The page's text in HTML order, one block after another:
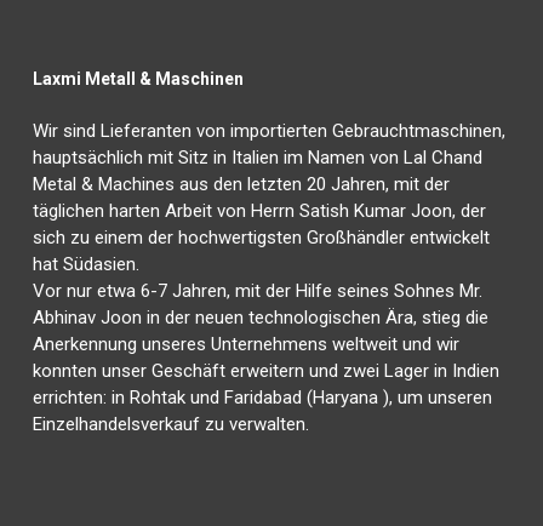
Laxmi Metall & Maschinen
Wir sind Lieferanten von importierten Gebrauchtmaschinen,
hauptsächlich mit Sitz in Italien im Namen von Lal Chand
Metal & Machines aus den letzten 20 Jahren, mit der
täglichen harten Arbeit von Herrn Satish Kumar Joon, der
sich zu einem der hochwertigsten Großhändler entwickelt
hat Südasien.
Vor nur etwa 6-7 Jahren, mit der Hilfe seines Sohnes Mr.
Abhinav Joon in der neuen technologischen Ära, stieg die
Anerkennung unseres Unternehmens weltweit und wir
konnten unser Geschäft erweitern und zwei Lager in Indien
errichten: in Rohtak und Faridabad (Haryana ), um unseren
Einzelhandelsverkauf zu verwalten.